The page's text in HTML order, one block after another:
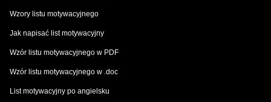
Wzory listu motywacyjnego
Jak napisać list motywacyjny
Wzór listu motywacyjnego w PDF
Wzór listu motywacyjnego w .doc
List motywacyjny po angielsku